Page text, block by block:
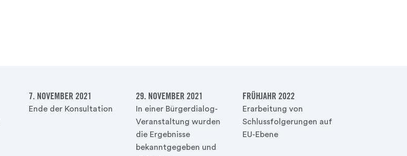
7. NOVEMBER 2021
Ende der Konsultation
29. NOVEMBER 2021
In einer Bürgerdialog-
Veranstaltung wurden
die Ergebnisse
bekanntgegeben und
FRÜHJAHR 2022
Erarbeitung von
Schlussfolgerungen auf
EU-Ebene